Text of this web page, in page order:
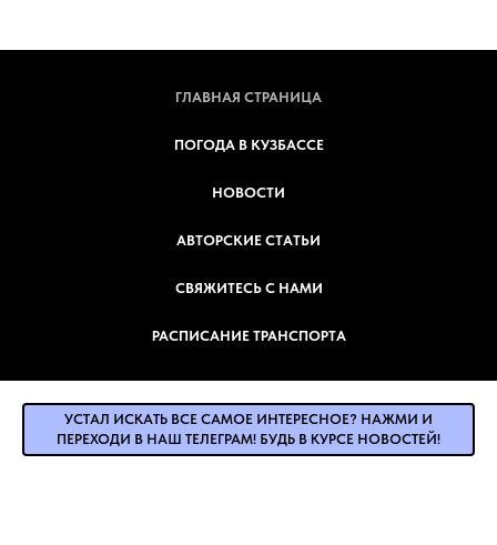
ГЛАВНАЯ СТРАНИЦА
ПОГОДА В КУЗБАССЕ
НОВОСТИ
АВТОРСКИЕ СТАТЬИ
СВЯЖИТЕСЬ С НАМИ
РАСПИСАНИЕ ТРАНСПОРТА
УСТАЛ ИСКАТЬ ВСЕ САМОЕ ИНТЕРЕСНОЕ? НАЖМИ И
ПЕРЕХОДИ В НАШ ТЕЛЕГРАМ! БУДЬ В КУРСЕ НОВОСТЕЙ!